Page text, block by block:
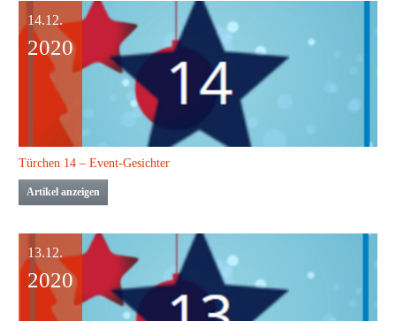
14.12.
2020
Türchen 14 – Event-Gesichter
Artikel anzeigen
13.12.
2020